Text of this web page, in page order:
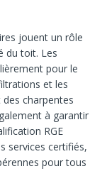
jouent un rôle
du toit. Les
pour le
et les
charpentes
à garantir
RGE
services certifiés,
pour tous